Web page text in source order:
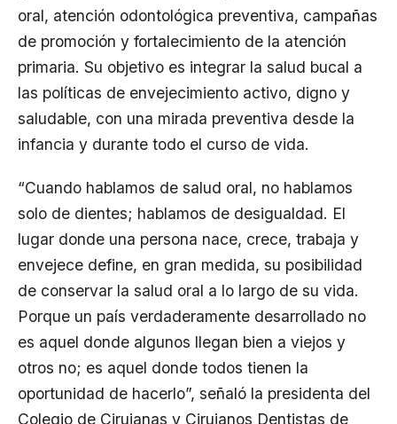
oral, atención odontológica preventiva, campañas
de promoción y fortalecimiento de la atención
primaria. Su objetivo es integrar la salud bucal a
las políticas de envejecimiento activo, digno y
saludable, con una mirada preventiva desde la
infancia y durante todo el curso de vida.
“Cuando hablamos de salud oral, no hablamos
solo de dientes; hablamos de desigualdad. El
lugar donde una persona nace, crece, trabaja y
envejece define, en gran medida, su posibilidad
de conservar la salud oral a lo largo de su vida.
Porque un país verdaderamente desarrollado no
es aquel donde algunos llegan bien a viejos y
otros no; es aquel donde todos tienen la
oportunidad de hacerlo”, señaló la presidenta del
Colegio de Cirujanas y Cirujanos Dentistas de